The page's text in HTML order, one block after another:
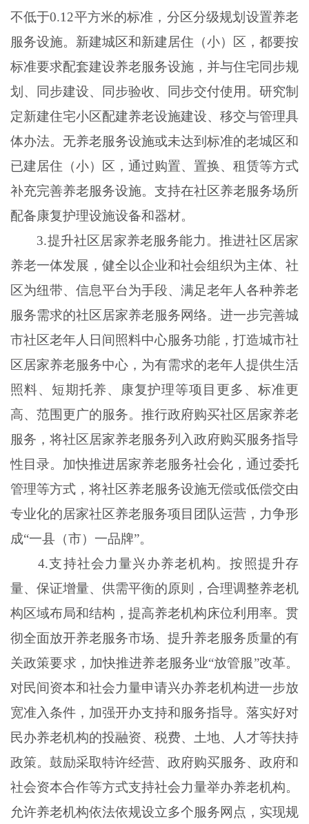
不低于0.12平方米的标准，分区分级规划设置养老
服务设施。新建城区和新建居住（小）区，都要按
标准要求配套建设养老服务设施，并与住宅同步规
划、同步建设、同步验收、同步交付使用。研究制
定新建住宅小区配建养老设施建设、移交与管理具
体办法。无养老服务设施或未达到标准的老城区和
已建居住（小）区，通过购置、置换、租赁等方式
补充完善养老服务设施。支持在社区养老服务场所
配备康复护理设施设备和器材。
3.提升社区居家养老服务能力。推进社区居家
养老一体发展，健全以企业和社会组织为主体、社
区为纽带、信息平台为手段、满足老年人各种养老
服务需求的社区居家养老服务网络。进一步完善城
市社区老年人日间照料中心服务功能，打造城市社
区居家养老服务中心，为有需求的老年人提供生活
照料、短期托养、康复护理等项目更多、标准更
高、范围更广的服务。推行政府购买社区居家养老
服务，将社区居家养老服务列入政府购买服务指导
性目录。加快推进居家养老服务社会化，通过委托
管理等方式，将社区养老服务设施无偿或低偿交由
专业化的居家社区养老服务项目团队运营，力争形
成“一县（市）一品牌”。
4.支持社会力量兴办养老机构。按照提升存
量、保证增量、供需平衡的原则，合理调整养老机
构区域布局和结构，提高养老机构床位利用率。贯
彻全面放开养老服务市场、提升养老服务质量的有
关政策要求，加快推进养老服务业“放管服”改革。
对民间资本和社会力量申请兴办养老机构进一步放
宽准入条件，加强开办支持和服务指导。落实好对
民办养老机构的投融资、税费、土地、人才等扶持
政策。鼓励采取特许经营、政府购买服务、政府和
社会资本合作等方式支持社会力量举办养老机构。
允许养老机构依法依规设立多个服务网点，实现规